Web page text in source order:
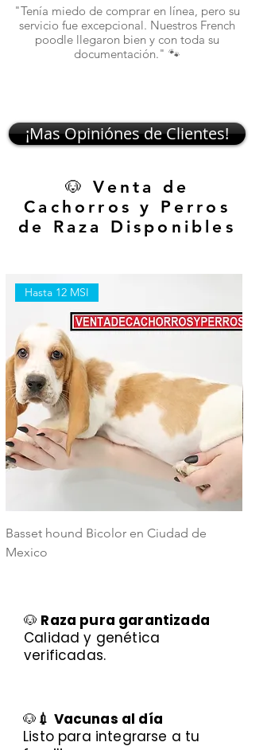
"Tenía miedo de comprar en línea, pero su
servicio fue excepcional. Nuestros French
poodle llegaron bien y con toda su
documentación." 🐾
¡Mas Opiniónes de Clientes!
🐶 Venta de
Cachorros y Perros
de Raza Disponibles
Hasta 12 MSI
Basset hound Bicolor en Ciudad de
Mexico
🐶 Raza pura garantizada
Calidad y genética
verificadas.
🐶 💉 Vacunas al día
Listo para integrarse a tu